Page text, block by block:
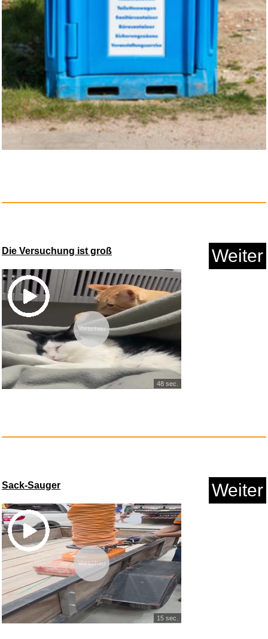
The Omnichord Real Book...
Die Versuchung ist groß Weiter
Vorschau
48 sec.
Sack-Sauger Weiter
Vorschau
15 sec.